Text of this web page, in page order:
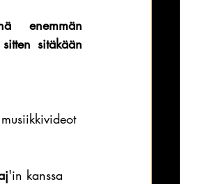
enemmän
sitäkään
'in kanssa